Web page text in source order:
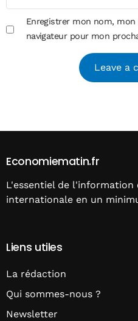
Enregistrer mon nom,
navigateur pour mon
Economiematin.fr
L'essentiel de
internationale en un
Liens utiles
La rédaction
Qui sommes-nous ?
Newsletter